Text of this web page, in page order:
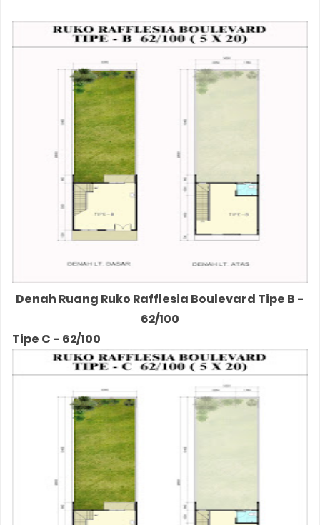
Denah Ruang Ruko Rafflesia Boulevard Tipe B -
62/100
Tipe C - 62/100